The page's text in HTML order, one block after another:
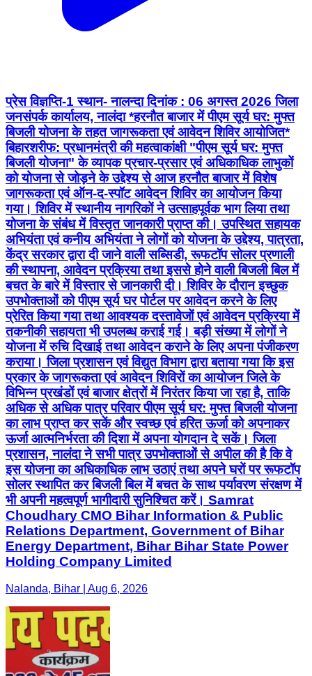
प्रेस विज्ञप्ति-1 स्थान- नालन्दा दिनांक : 06 अगस्त 2026 जिला
जनसंपर्क कार्यालय, नालंदा *हरनौत बाजार में पीएम सूर्य घर: मुफ्त
बिजली योजना के तहत जागरूकता एवं आवेदन शिविर आयोजित*
बिहारशरीफ: प्रधानमंत्री की महत्वाकांक्षी "पीएम सूर्य घर: मुफ्त
बिजली योजना" के व्यापक प्रचार-प्रसार एवं अधिकाधिक लाभुकों
को योजना से जोड़ने के उद्देश्य से आज हरनौत बाजार में विशेष
जागरूकता एवं ऑन-द-स्पॉट आवेदन शिविर का आयोजन किया
गया। शिविर में स्थानीय नागरिकों ने उत्साहपूर्वक भाग लिया तथा
योजना के संबंध में विस्तृत जानकारी प्राप्त की। उपस्थित सहायक
अभियंता एवं कनीय अभियंता ने लोगों को योजना के उद्देश्य, पात्रता,
केंद्र सरकार द्वारा दी जाने वाली सब्सिडी, रूफटॉप सोलर प्रणाली
की स्थापना, आवेदन प्रक्रिया तथा इससे होने वाली बिजली बिल में
बचत के बारे में विस्तार से जानकारी दी। शिविर के दौरान इच्छुक
उपभोक्ताओं को पीएम सूर्य घर पोर्टल पर आवेदन करने के लिए
प्रेरित किया गया तथा आवश्यक दस्तावेजों एवं आवेदन प्रक्रिया में
तकनीकी सहायता भी उपलब्ध कराई गई। बड़ी संख्या में लोगों ने
योजना में रुचि दिखाई तथा आवेदन कराने के लिए अपना पंजीकरण
कराया। जिला प्रशासन एवं विद्युत विभाग द्वारा बताया गया कि इस
प्रकार के जागरूकता एवं आवेदन शिविरों का आयोजन जिले के
विभिन्न प्रखंडों एवं बाजार क्षेत्रों में निरंतर किया जा रहा है, ताकि
अधिक से अधिक पात्र परिवार पीएम सूर्य घर: मुफ्त बिजली योजना
का लाभ प्राप्त कर सकें और स्वच्छ एवं हरित ऊर्जा को अपनाकर
ऊर्जा आत्मनिर्भरता की दिशा में अपना योगदान दे सकें। जिला
प्रशासन, नालंदा ने सभी पात्र उपभोक्ताओं से अपील की है कि वे
इस योजना का अधिकाधिक लाभ उठाएं तथा अपने घरों पर रूफटॉप
सोलर स्थापित कर बिजली बिल में बचत के साथ पर्यावरण संरक्षण में
भी अपनी महत्वपूर्ण भागीदारी सुनिश्चित करें। Samrat
Choudhary CMO Bihar Information & Public
Relations Department, Government of Bihar
Energy Department, Bihar Bihar State Power
Holding Company Limited
Nalanda, Bihar | Aug 6, 2026